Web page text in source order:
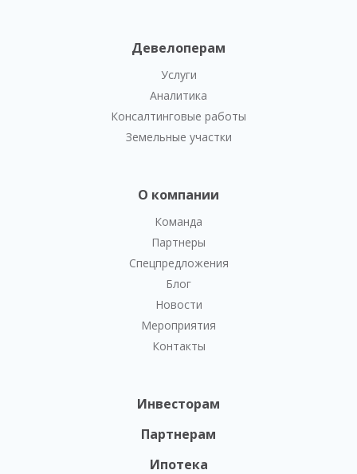
Девелоперам
Услуги
Аналитика
Консалтинговые работы
Земельные участки
О компании
Команда
Партнеры
Спецпредложения
Блог
Новости
Мероприятия
Контакты
Инвесторам
Партнерам
Ипотека